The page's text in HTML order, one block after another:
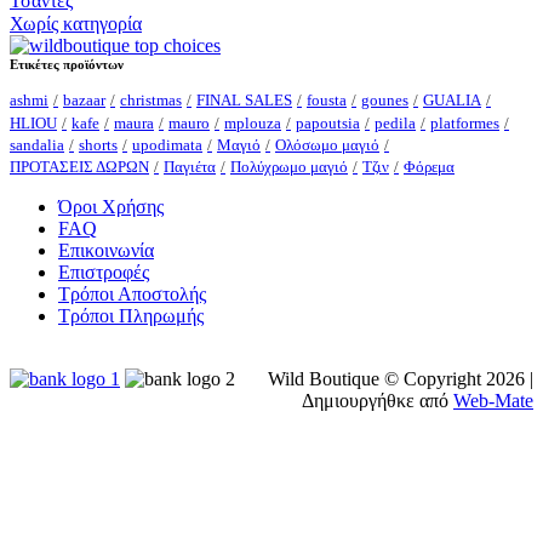
Χωρίς κατηγορία
Ετικέτες προϊόντων
ashmi bazaar christmas FINAL SALES fousta gounes
GUALIA
HLIOU
kafe maura mauro mplouza papoutsia pedila
platformes
sandalia
shorts upodimata Μαγιό
Ολόσωμο μαγιό
ΠΡΟΤΑΣΕΙΣ ΔΩΡΩΝ
Παγιέτα Πολύχρωμο μαγιό Τζιν Φόρεμα
Όροι Χρήσης
FAQ
Επικοινωνία
Επιστροφές
Τρόποι Αποστολής
Τρόποι Πληρωμής
Wild Boutique © Copyright 2026 |
Δημιουργήθκε από Web-Mate